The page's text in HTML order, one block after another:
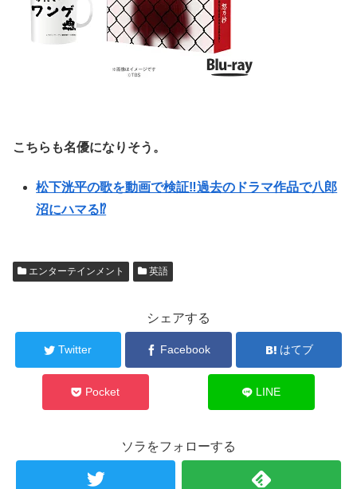
こちらも名優になりそう。
松下洸平の歌を動画で検証‼︎過去のドラマ作品で八郎
沼にハマる⁉︎
エンターテインメント 英語
シェアする
Twitter Facebook はてブ
Pocket LINE
ソラをフォローする